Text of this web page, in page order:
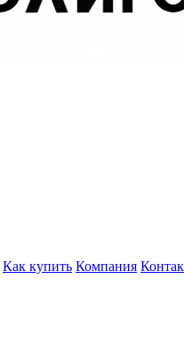
Как купить Компания